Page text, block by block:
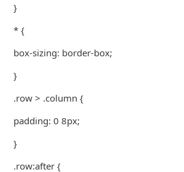
}
* {
box-sizing: border-box;
}
.row > .column {
padding: 0 8px;
}
.row:after {